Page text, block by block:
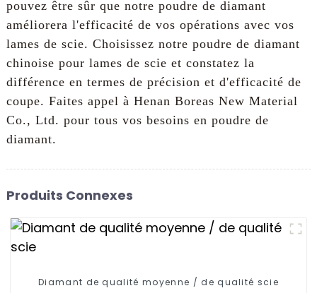
pouvez être sûr que notre poudre de diamant
améliorera l'efficacité de vos opérations avec vos
lames de scie. Choisissez notre poudre de diamant
chinoise pour lames de scie et constatez la
différence en termes de précision et d'efficacité de
coupe. Faites appel à Henan Boreas New Material
Co., Ltd. pour tous vos besoins en poudre de
diamant.
Produits Connexes
Diamant de qualité moyenne / de qualité scie